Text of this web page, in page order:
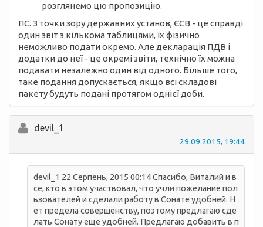
розглянемо цю пропозицію.
ПС. З точки зору державних установ, ЄСВ - це справді
один звіт з кількома таблицями, їх фізично
неможливо подати окремо. Але декларація ПДВ і
додатки до неї - це окремі звіти, технічно їх можна
подавати незалежно один від одного. Більше того,
таке подання допускається, якщо всі складові
пакету будуть подані протягом однієї доби.
devil_1
29.09.2015, 19:44
devil_1 22 Серпень, 2015 00:14 Спасибо, Виталий и в
се, кто в этом участвовал, что учли пожелание пол
ьзователей и сделали работу в Сонате удобней. Н
ет предела совершенству, поэтому предлагаю сде
лать Сонату еще удобней. Предлагаю добавить в п